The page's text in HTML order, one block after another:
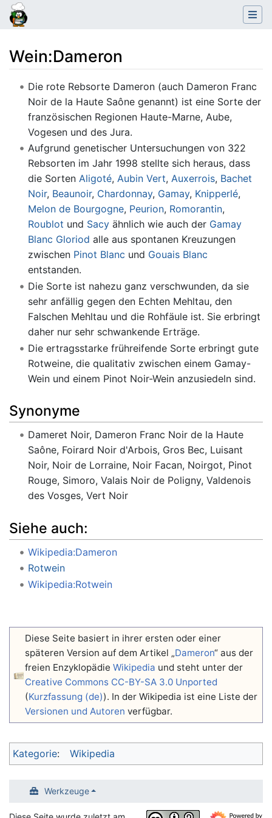
Wein:Dameron
Wechseln zu: Navigation,Suche
Die rote Rebsorte Dameron (auch Dameron Franc
Noir de la Haute Saône genannt) ist eine Sorte der
französischen Regionen Haute-Marne, Aube,
Vogesen und des Jura.
Aufgrund genetischer Untersuchungen von 322
Rebsorten im Jahr 1998 stellte sich heraus, dass
die Sorten Aligoté, Aubin Vert, Auxerrois, Bachet
Noir, Beaunoir, Chardonnay, Gamay, Knipperlé,
Melon de Bourgogne, Peurion, Romorantin,
Roublot und Sacyähnlich wie auch der Gamay
Blanc Gloriod alle aus spontanen Kreuzungen
zwischen Pinot Blanc und Gouais Blanc
entstanden.
Die Sorte ist nahezu ganz verschwunden, da sie
sehr anfällig gegen den Echten Mehltau, den
Falschen Mehltau und die Rohfäule ist. Sie erbringt
daher nur sehr schwankende Erträge.
Die ertragsstarke frühreifende Sorte erbringt gute
Rotweine, die qualitativ zwischen einem Gamay-
Wein und einem Pinot Noir-Wein anzusiedeln sind.
Synonyme
Dameret Noir, Dameron Franc Noir de la Haute
Saône, Foirard Noir d'Arbois, Gros Bec, Luisant
Noir, Noir de Lorraine, Noir Facan, Noirgot, Pinot
Rouge, Simoro, Valais Noir de Poligny, Valdenois
des Vosges, Vert Noir
Siehe auch:
Wikipedia:Dameron
Rotwein
Wikipedia:Rotwein
Diese Seite basiert in ihrer ersten oder einer
späteren Version auf dem Artikel „Dameron“ aus der
freien Enzyklopädie Wikipedia und steht unter der
Creative Commons CC-BY-SA 3.0 Unported
(Kurzfassung (de)). In der Wikipedia ist eine Liste der
Versionen und Autoren verfügbar.
Kategorie: Wikipedia
Werkzeuge